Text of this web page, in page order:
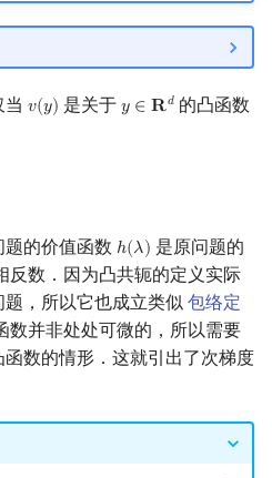
当 𝑣(𝑦)
v(y) 是关于𝑦 ∈ 𝐑𝑑
y ∈Rd 的凸函数
的价值函数 ℎ(𝜆)
h(λ) 是原问题的
反数．因为凸共轭的定义实际
，所以它也成立类似 包络定
数并非处处可微的，所以需要
数的情形．这就引出了次梯度